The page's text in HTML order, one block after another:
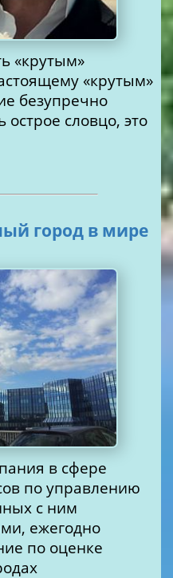
«крутым»
острое словцо, это
город в мире
в сфере
по управлению
с ним
ежегодно
по оценке